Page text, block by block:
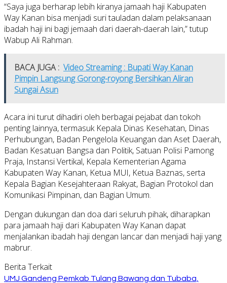
“Saya juga berharap lebih kiranya jamaah haji Kabupaten
Way Kanan bisa menjadi suri tauladan dalam pelaksanaan
ibadah haji ini bagi jemaah dari daerah-daerah lain,” tutup
Wabup Ali Rahman.
BACA JUGA : Video Streaming : Bupati Way Kanan
Pimpin Langsung Gorong-royong Bersihkan Aliran
Sungai Asun
Acara ini turut dihadiri oleh berbagai pejabat dan tokoh
penting lainnya, termasuk Kepala Dinas Kesehatan, Dinas
Perhubungan, Badan Pengelola Keuangan dan Aset Daerah,
Badan Kesatuan Bangsa dan Politik, Satuan Polisi Pamong
Praja, Instansi Vertikal, Kepala Kementerian Agama
Kabupaten Way Kanan, Ketua MUI, Ketua Baznas, serta
Kepala Bagian Kesejahteraan Rakyat, Bagian Protokol dan
Komunikasi Pimpinan, dan Bagian Umum.
Dengan dukungan dan doa dari seluruh pihak, diharapkan
para jamaah haji dari Kabupaten Way Kanan dapat
menjalankan ibadah haji dengan lancar dan menjadi haji yang
mabrur.
Berita Terkait
UMJ Gandeng Pemkab Tulang Bawang dan Tubaba,